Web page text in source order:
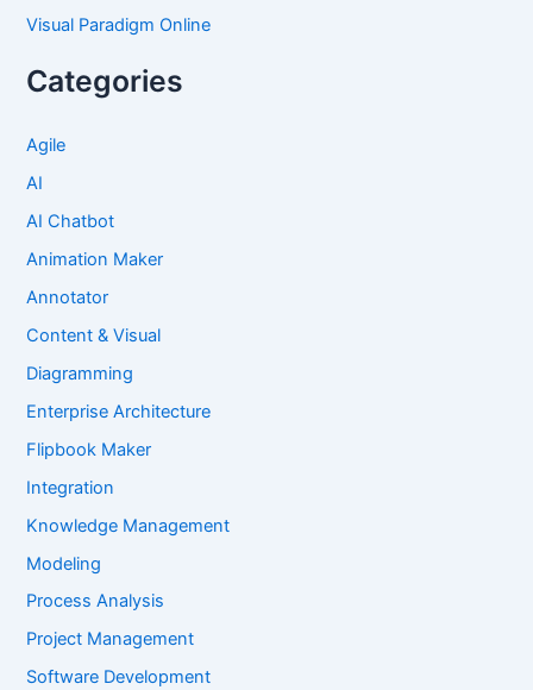
Visual Paradigm Online
Categories
Agile
AI
AI Chatbot
Animation Maker
Annotator
Content & Visual
Diagramming
Enterprise Architecture
Flipbook Maker
Integration
Knowledge Management
Modeling
Process Analysis
Project Management
Software Development